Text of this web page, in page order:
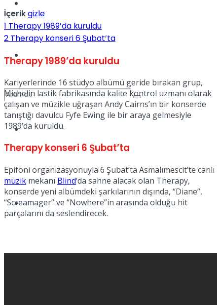
Dünya
Türkiye
Müzik
View All Result
İçerikgizle
1 Therapy 1989’da kuruldu
2 Therapy konseri 6 Şubat’ta
Therapy 1989’da kuruldu
Kariyerlerinde 16 stüdyo albümü geride bırakan grup,
Michelin lastik fabrikasında kalite kontrol uzmanı olarak
çalışan ve müzikle uğraşan Andy Cairns’ın bir konserde
tanıştığı davulcu Fyfe Ewing ile bir araya gelmesiyle
1989’da kuruldu.
Therapy konseri 6 Şubat’ta
Epifoni organizasyonuyla 6 Şubat’ta Asmalımescit’te canlı
müzik mekanı Blind‘da sahne alacak olan Therapy,
konserde yeni albümdeki şarkılarının dışında, “Diane”,
“Screamager” ve “Nowhere”in arasında olduğu hit
parçalarını da seslendirecek.